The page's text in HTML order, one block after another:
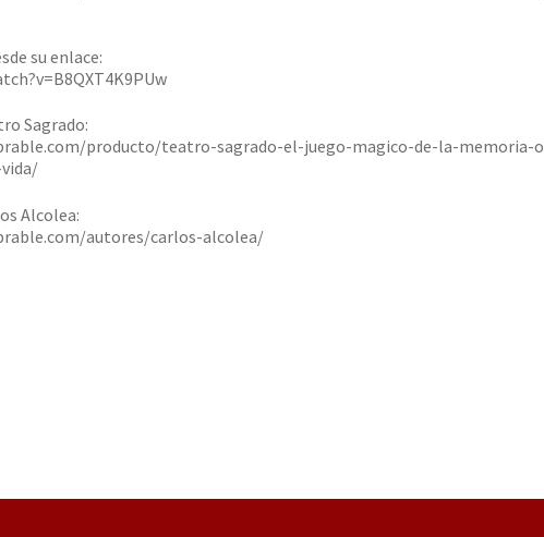
su enlace:
Sagrado:
producto/teatro-sagrado-el-juego-magico-de-la-memoria-
Alcolea:
autores/carlos-alcolea/